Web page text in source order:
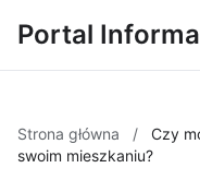
Portal
Strona główna /
Czy
swoim mieszkaniu?